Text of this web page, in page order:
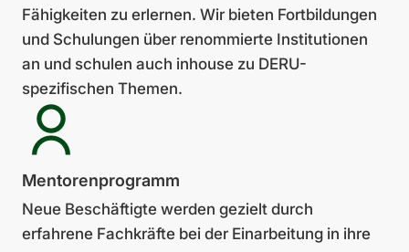
Fähigkeiten zu erlernen. Wir bieten Fortbildungen
und Schulungen über renommierte Institutionen
an und schulen auch inhouse zu DERU-
spezifischen Themen.
Mentoren­pro­gramm
Neue Beschäftigte werden gezielt durch
erfahrene Fachkräfte bei der Ein­arbeitung in ihre